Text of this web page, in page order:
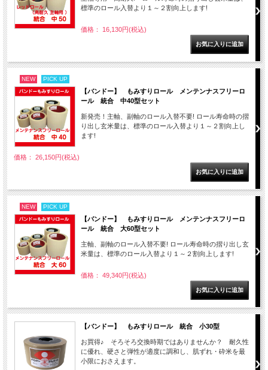
標準のロール入替より１～２割向上します!
価格： 16,130円(税込)
NEW PICK UP
【バンドー】 もみすりロール メンテンナスフリーロ
ール 統合 中40型セット
新発売！主軸、副軸のロール入替不要! ロール寿命時の摺
り出し玄米量は、標準のロール入替より１～２割向上し
ます!
価格： 26,150円(税込)
NEW PICK UP
【バンドー】 もみすりロール メンテンナスフリーロ
ール 統合 大60型セット
主軸、副軸のロール入替不要! ロール寿命時の摺り出し玄
米量は、標準のロール入替より１～２割向上します!
価格： 49,340円(税込)
【バンドー】 もみすりロール 統合 小30型
お買得♪ そろそろ交換時期ではありませんか？ 耐久性
に優れ、硬さと弾性が適度に調和し、肌ずれ・砕米を最
小限におさえます。